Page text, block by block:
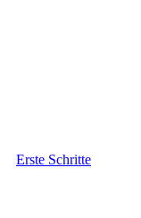
Erste Schritte